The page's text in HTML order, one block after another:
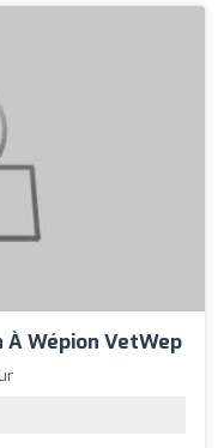
Wépion VetWep